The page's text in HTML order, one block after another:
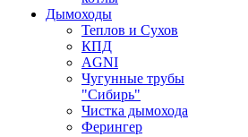
Дымоходы
Теплов и Сухов
КПД
AGNI
Чугунные трубы
"Сибирь"
Чистка дымохода
Ферингер